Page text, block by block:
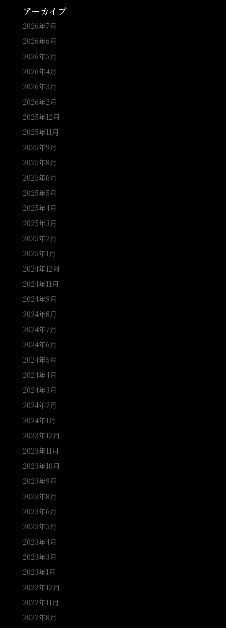
アーカイブ
2026年7月
2026年6月
2026年5月
2026年4月
2026年3月
2026年2月
2025年12月
2025年11月
2025年9月
2025年8月
2025年6月
2025年5月
2025年4月
2025年3月
2025年2月
2025年1月
2024年12月
2024年11月
2024年9月
2024年8月
2024年7月
2024年6月
2024年5月
2024年4月
2024年3月
2024年2月
2024年1月
2023年12月
2023年11月
2023年10月
2023年9月
2023年8月
2023年6月
2023年5月
2023年4月
2023年3月
2023年1月
2022年12月
2022年11月
2022年8月